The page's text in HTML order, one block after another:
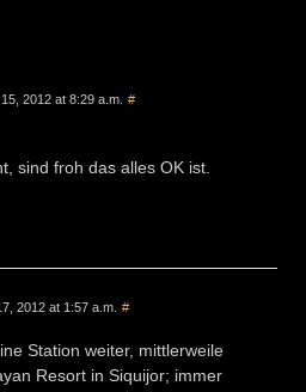
2012 at 8:29 a.m. #
sind froh das alles OK ist.
2012 at 1:57 a.m. #
Station weiter, mittlerweile
Resort in Siquijor; immer